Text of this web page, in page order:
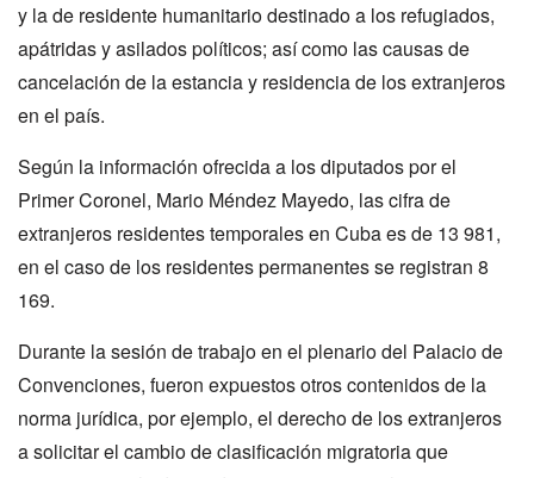
y la de residente humanitario destinado a los refugiados,
apátridas y asilados políticos; así como las causas de
cancelación de la estancia y residencia de los extranjeros
en el país.
Según la información ofrecida a los diputados por el
Primer Coronel, Mario Méndez Mayedo, las cifra de
extranjeros residentes temporales en Cuba es de 13 981,
en el caso de los residentes permanentes se registran 8
169.
Durante la sesión de trabajo en el plenario del Palacio de
Convenciones, fueron expuestos otros contenidos de la
norma jurídica, por ejemplo, el derecho de los extranjeros
a solicitar el cambio de clasificación migratoria que